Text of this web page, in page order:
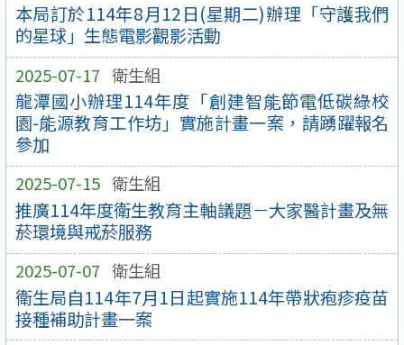
本局訂於114年8月12日(星期二)辦理「守護我們
的星球」生態電影觀影活動
2025-07-17 衛生組
龍潭國小辦理114年度「創建智能節電低碳綠校
園-能源教育工作坊」實施計畫一案，請踴躍報名
參加
2025-07-15 衛生組
推廣114年度衛生教育主軸議題－大家醫計畫及無
菸環境與戒菸服務
2025-07-07 衛生組
衛生局自114年7月1日起實施114年帶狀疱疹疫苗
接種補助計畫一案